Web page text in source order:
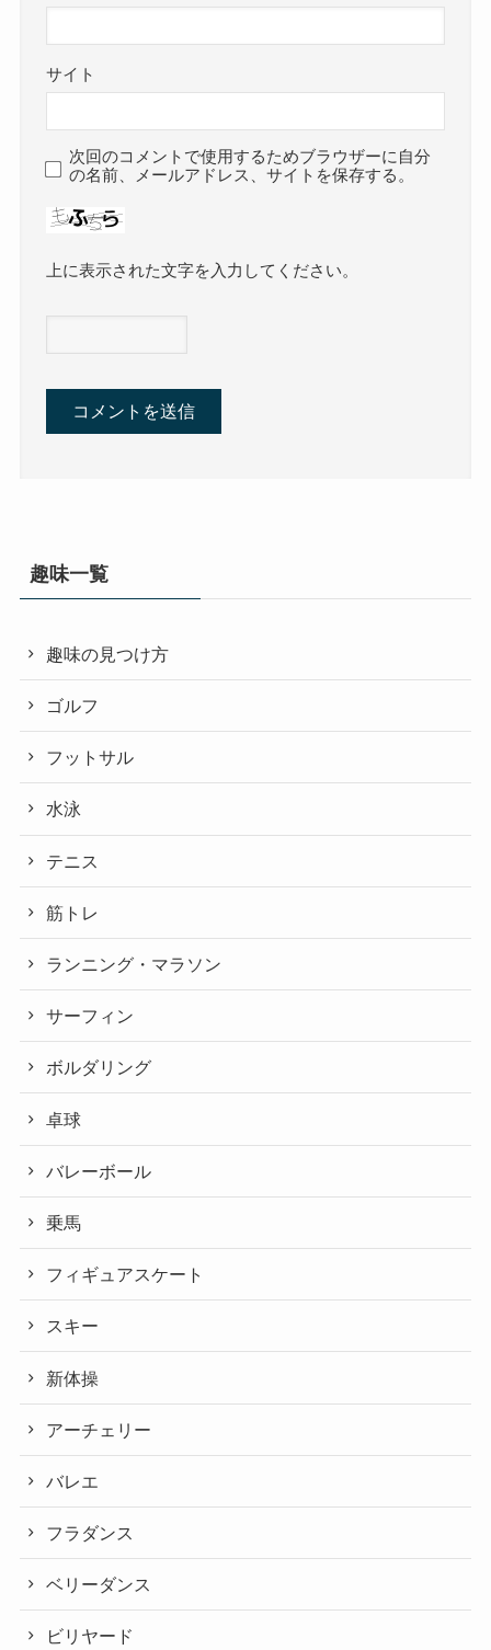
サイト
次回のコメントで使用するためブラウザーに自分
の名前、メールアドレス、サイトを保存する。
上に表示された文字を入力してください。
趣味一覧
趣味の見つけ方
ゴルフ
フットサル
水泳
テニス
筋トレ
ランニング・マラソン
サーフィン
ボルダリング
卓球
バレーボール
乗馬
フィギュアスケート
スキー
新体操
アーチェリー
バレエ
フラダンス
ベリーダンス
ビリヤード